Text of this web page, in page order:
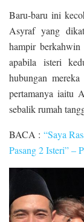
Baru-baru ini
Asyraf yang
hampir
apabila isteri
hubungan
pertamanya iaitu
sebalik rumah
BACA : “Saya
Pasang 2 Isteri” –